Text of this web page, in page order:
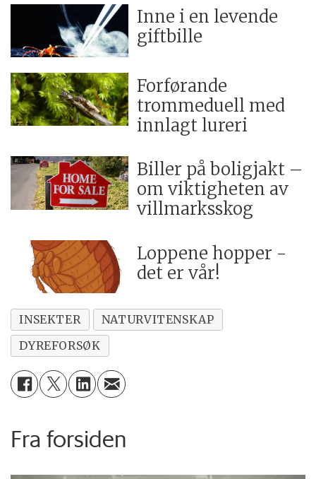
Inne i en levende
giftbille
Forførande
trommeduell med
innlagt lureri
Biller på boligjakt –
om viktigheten av
villmarksskog
Loppene hopper -
det er vår!
INSEKTER
NATURVITENSKAP
DYREFORSØK
Fra forsiden